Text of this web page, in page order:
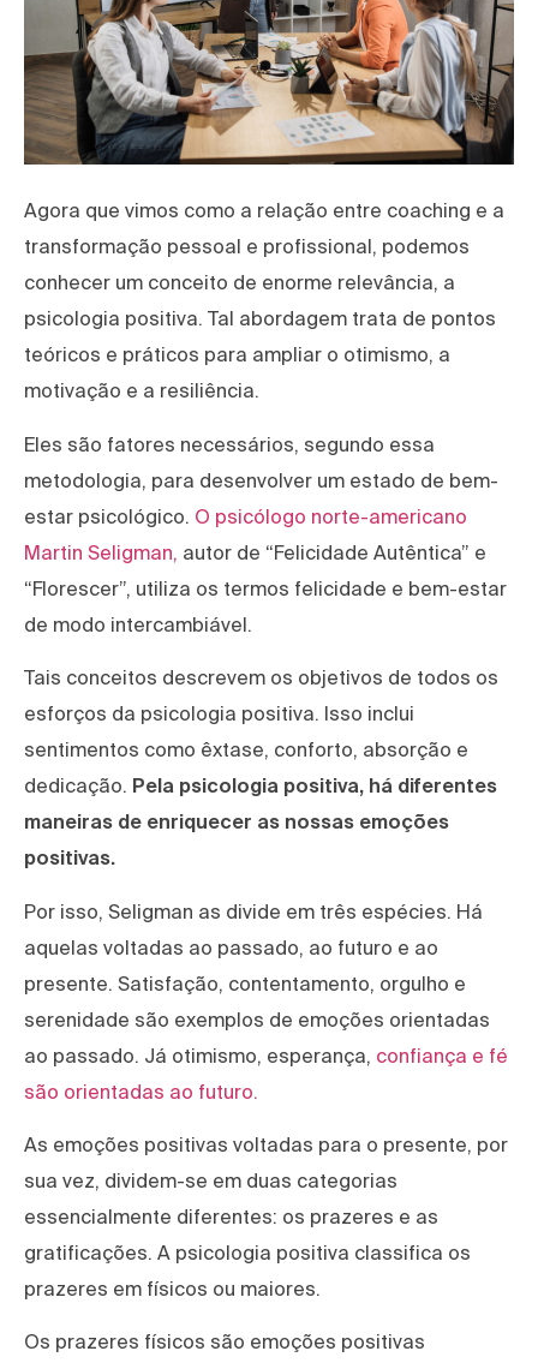
Agora que vimos como a relação entre coaching e a
transformação pessoal e profissional, podemos
conhecer um conceito de enorme relevância, a
psicologia positiva. Tal abordagem trata de pontos
teóricos e práticos para ampliar o otimismo, a
motivação e a resiliência.
Eles são fatores necessários, segundo essa
metodologia, para desenvolver um estado de bem-
estar psicológico. O psicólogo norte-americano
Martin Seligman, autor de “Felicidade Autêntica” e
“Florescer”, utiliza os termos felicidade e bem-estar
de modo intercambiável.
Tais conceitos descrevem os objetivos de todos os
esforços da psicologia positiva. Isso inclui
sentimentos como êxtase, conforto, absorção e
dedicação. Pela psicologia positiva, há diferentes
maneiras de enriquecer as nossas emoções
positivas.
Por isso, Seligman as divide em três espécies. Há
aquelas voltadas ao passado, ao futuro e ao
presente. Satisfação, contentamento, orgulho e
serenidade são exemplos de emoções orientadas
ao passado. Já otimismo, esperança, confiança e fé
são orientadas ao futuro.
As emoções positivas voltadas para o presente, por
sua vez, dividem-se em duas categorias
essencialmente diferentes: os prazeres e as
gratificações. A psicologia positiva classifica os
prazeres em físicos ou maiores.
Os prazeres físicos são emoções positivas